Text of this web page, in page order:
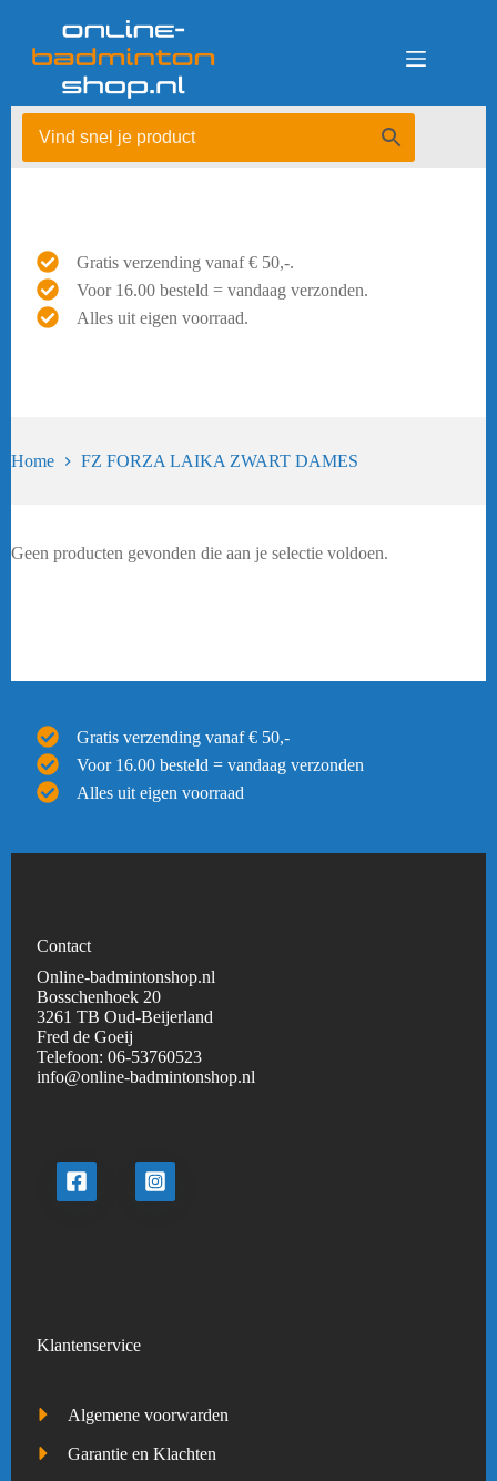
Gratis verzending vanaf € 50,-.
Voor 16.00 besteld = vandaag verzonden.
Alles uit eigen voorraad.
Home FZ FORZA LAIKA ZWART DAMES
Geen producten gevonden die aan je selectie voldoen.
Gratis verzending vanaf € 50,-
Voor 16.00 besteld = vandaag verzonden
Alles uit eigen voorraad
Contact
Online-badmintonshop.nl
Bosschenhoek 20
3261 TB Oud-Beijerland
Fred de Goeij
Telefoon:06-53760523
info@online-badmintonshop.nl
Klantenservice
Algemene voorwarden
Garantie en Klachten